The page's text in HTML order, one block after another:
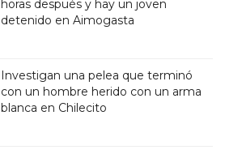
horas después y hay un joven
detenido en Aimogasta
Investigan una pelea que terminó
con un hombre herido con un arma
blanca en Chilecito